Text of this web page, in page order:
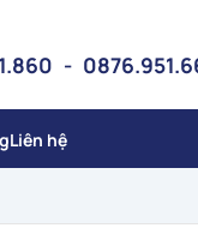
-
Liên hệ